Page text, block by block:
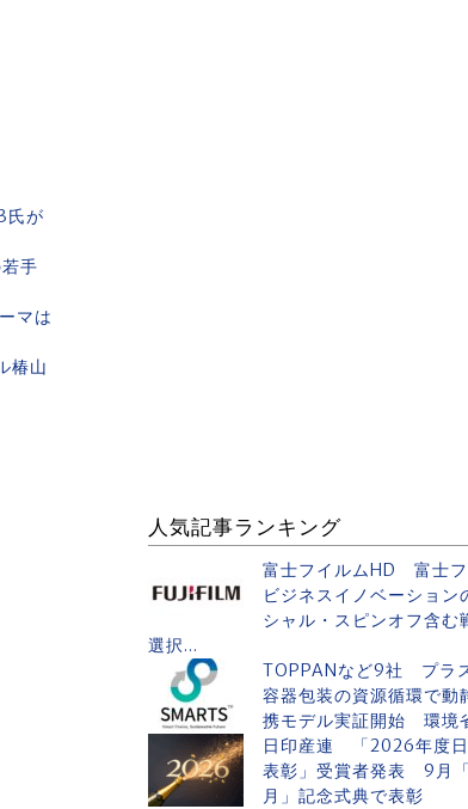
氏が
手
マは
椿山
人気記事ランキング
富士フイルムHD 富士フ
ビジネスイノベーション
シャル・スピンオフ含む
選択...
TOPPANなど9社 プラ
容器包装の資源循環で動
携モデル実証開始 環境
日印産連 「2026年度
表彰」受賞者発表 9月
月」記念式典で表彰